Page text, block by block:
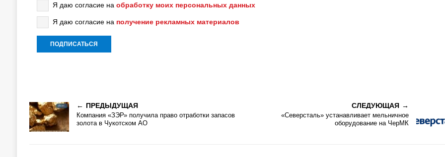
Я даю согласие на обработку моих персональных данных
Я даю согласие на получение рекламных материалов
ПРЕДЫДУЩАЯ
Компания «ЗЭР» получила право отработки запасов
золота в Чукотском АО
СЛЕДУЮЩАЯ
«Северсталь» устанавливает мельничное
оборудование на ЧерМК